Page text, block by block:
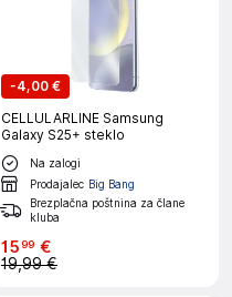
-4,00 €
CELLULARLINE Samsung
Galaxy S25+ steklo
Na zalogi
Prodajalec Big Bang
Brezplačna poštnina za člane
kluba
1599 €
19,99 €